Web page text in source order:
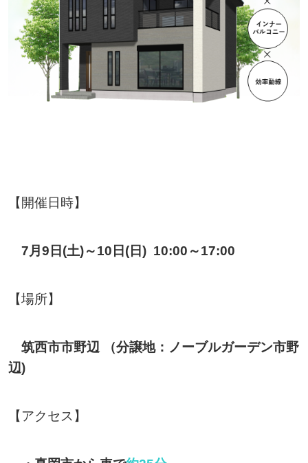
【開催日時】
7月9日(土)～10日(日) 10:00～17:00
【場所】
筑西市市野辺 （分譲地：ノーブルガーデン市野
辺)
【アクセス】